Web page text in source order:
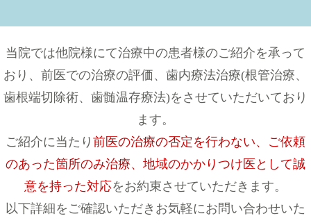
当院では他院様にて治療中の患者様のご紹介を承って
おり、前医での治療の評価、歯内療法治療(根管治療、
歯根端切除術、歯髄温存療法)をさせていただいており
ます。
ご紹介に当たり 前医の治療の否定を行わない、ご依頼
のあった箇所のみ治療、地域のかかりつけ医として誠
意を持った対応をお約束させていただきます。
以下詳細をご確認いただきお気軽にお問い合わせいた